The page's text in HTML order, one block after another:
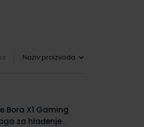
Bora X1 Gaming
za hlađenje